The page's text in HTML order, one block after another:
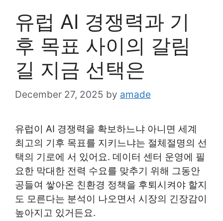
유럽 AI 경쟁력과 기
후 목표 사이의 갈림
길 지금 선택은
December 27, 2025 by amade
유럽이 AI 경쟁력을 확보하느냐 아니면 세계
최고의 기후 목표를 지키느냐는 절체절명의 선
택의 기로에 서 있어요. 데이터 센터 운영에 필
요한 막대한 전력 수요를 맞추기 위해 그동안
공들여 쌓아온 친환경 정책을 후퇴시켜야 할지
도 모른다는 분석이 나오면서 시장의 긴장감이
높아지고 있거든요.